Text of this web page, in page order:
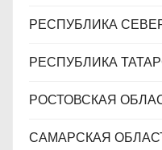
РЕСПУБЛИКА
РЕСПУБЛИКА
РОСТОВСКАЯ
САМАРСКАЯ